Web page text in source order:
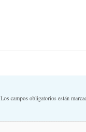
Los campos obligatorios están